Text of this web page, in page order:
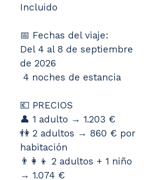
Incluido
📅 Fechas del viaje:
Del 4 al 8 de septiembre
de 2026
4 noches de estancia
💶 PRECIOS
👤 1 adulto → 1.203 €
👫 2 adultos → 860 € por
habitación
👨‍👩‍👦 2 adultos + 1 niño
→ 1.074 €